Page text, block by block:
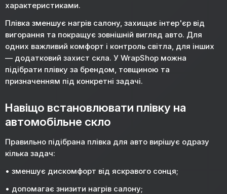
характеристиками.
Плівка зменшує нагрів салону, захищає інтер'єр від
вигорання та покращує зовнішній вигляд авто. Для
одних важливий комфорт і контроль світла, для інших
— додатковий захист скла. У WrapShop можна
підібрати плівку за брендом, товщиною та
призначенням під конкретні задачі.
Навіщо встановлювати плівку на
автомобільне скло
Правильно підібрана плівка для авто вирішує одразу
кілька задач:
• зменшує дискомфорт від яскравого сонця;
• допомагає знизити нагрів салону;